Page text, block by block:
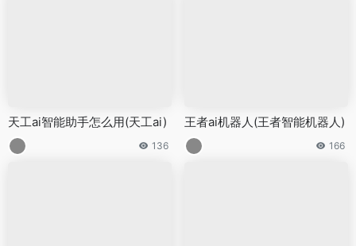
天工ai智能助手怎么用(天工ai)
136
王者ai机器人(王者智能机器人)
166